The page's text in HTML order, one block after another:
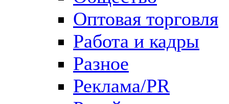
Оптовая торговля
Работа и кадры
Разное
Реклама/PR